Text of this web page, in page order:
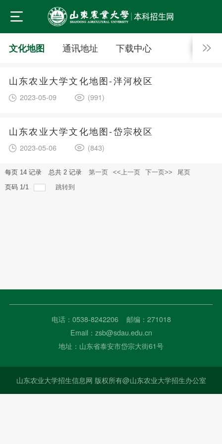
文化地图 通讯地址 下载中心
山东农业大学文化地图-泮河校区
2023-05-09 (991)
山东农业大学文化地图-岱宗校区
2023-05-06 (843)
每页 14 记录 总共 2 记录 第一页 <<上一页 下一页>>
尾页
页码 1 /1 跳转到
电话：0538-8242206 邮编：271018
Email：zsb@sdau.edu.cn
地址：山东省泰安市岱宗大街61号
山东农业大学招生信息网 版权所有@山东农业大学招生办公室